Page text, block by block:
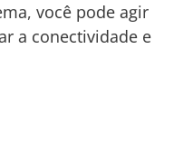
você pode agir
a conectividade e